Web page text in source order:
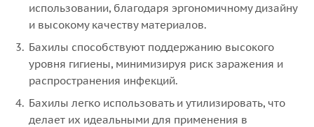
использовании, благодаря эргономичному дизайну
и высокому качеству материалов.
Бахилы способствуют поддержанию высокого
уровня гигиены, минимизируя риск заражения и
распространения инфекций.
Бахилы легко использовать и утилизировать, что
делает их идеальными для применения в